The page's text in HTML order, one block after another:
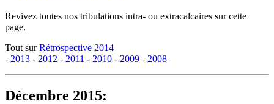
Revivez toutes nos tribulations intra- ou extracalcaires sur cette
page.
Tout surRétrospective 2014
- 2013 - 2012 - 2011 - 2010 - 2009 - 2008
Décembre 2015: